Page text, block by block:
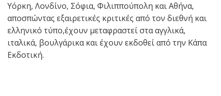
Υόρκη, Λονδίνο, Σόφια, Φιλιππούπολη και Αθήνα,
αποσπώντας εξαιρετικές κριτικές από τον διεθνή και
ελληνικό τύπο,έχουν μεταφραστεί στα αγγλικά,
ιταλικά, βουλγάρικα και έχουν εκδοθεί από την Κάπα
Εκδοτική.